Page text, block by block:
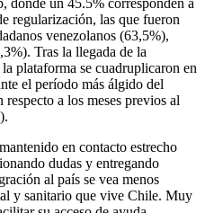
donde un 45.5% corresponden a
regularización, las que fueron
venezolanos (63,5%),
Tras la llegada de la
plataforma se cuadruplicaron en
el período más álgido del
a los meses previos al
en contacto estrecho
dudas y entregando
al país se vea menos
y sanitario que vive Chile. Muy